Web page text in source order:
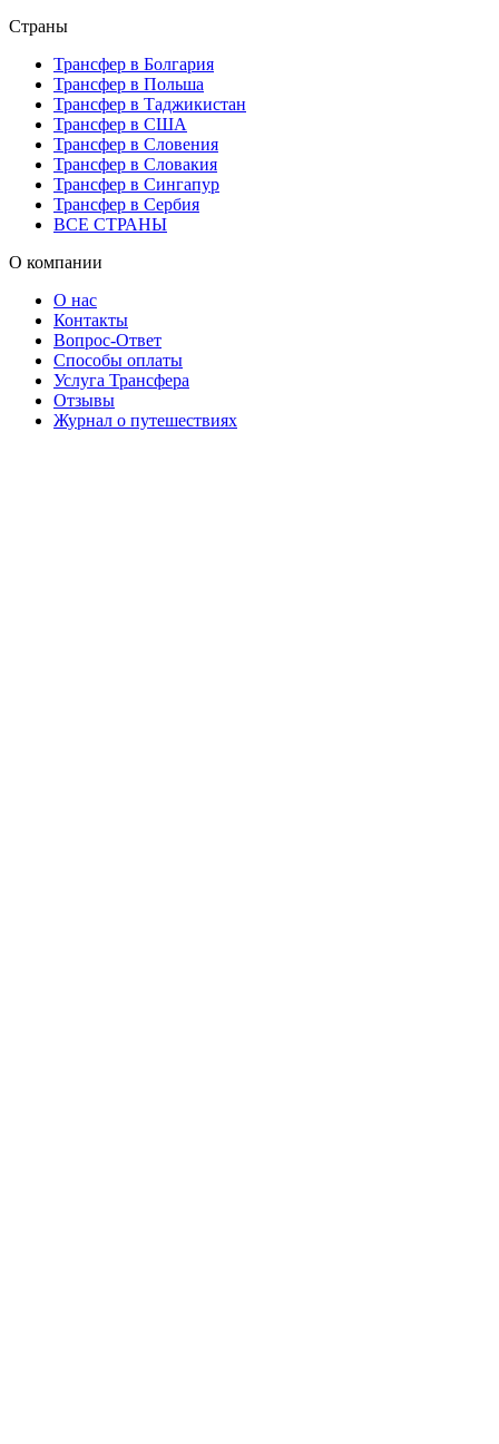
Страны
Трансфер в Болгария
Трансфер в Польша
Трансфер в Таджикистан
Трансфер в США
Трансфер в Словения
Трансфер в Словакия
Трансфер в Сингапур
Трансфер в Сербия
ВСЕ СТРАНЫ
О компании
О нас
Контакты
Вопрос-Ответ
Способы оплаты
Услуга Трансфера
Отзывы
Журнал о путешествиях